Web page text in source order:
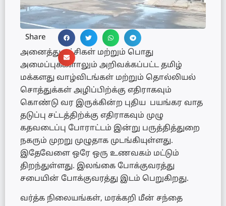
Share
அனைத்து கட்சிகள் மற்றும் பொது
அமைப்புக்களாலும் அறிவக்கப்பட்ட தமிழ்
மக்களது வாழ்விடங்கள் மற்றும் தொல்லியல்
சொத்துக்கள் அழிப்பிற்க்கு எதிராகவும்
கொண்டு வர இருக்கின்ற புதிய பயங்கர வாத
தடுப்பு சட்டத்திற்க்கு எதிராகவும் முழு
கதவடைப்பு போராட்டம் இன்று பருத்தித்துறை
நகரும் முறறு முழுதாக முடங்கியுள்ளது.
இதேவேளை ஒரே ஒரு உணவகம் மட்டும்
திறந்துள்ளது. இலங்கை போக்குவரத்து
சபையின் போக்குவரத்து இடம் பெறுகிறது.
வர்த்க நிலையங்கள், மரக்கறி மீன் சந்தை